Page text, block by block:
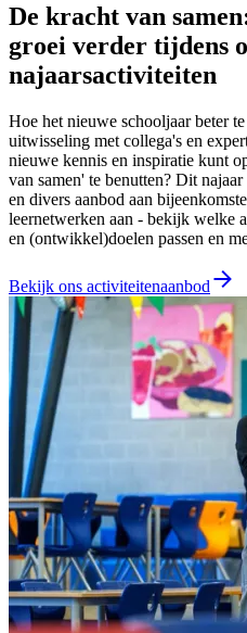
De kracht van
groei verder tijdens
najaarsactiviteiten
Hoe het nieuwe schooljaar beter
uitwisseling met collega's en
nieuwe kennis en inspiratie kunt
van samen' te benutten? Dit
en divers aanbod aan
leernetwerken aan - bekijk welke
en (ontwikkel)doelen passen en
Bekijk ons activiteitenaanbod